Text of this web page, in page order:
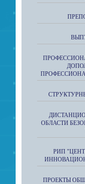
ОБЛАСТИ
РИП
ПРОЕКТЫ